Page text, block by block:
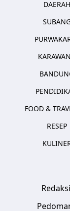
DAERAH
FOOD &
RESEP
Redaksi